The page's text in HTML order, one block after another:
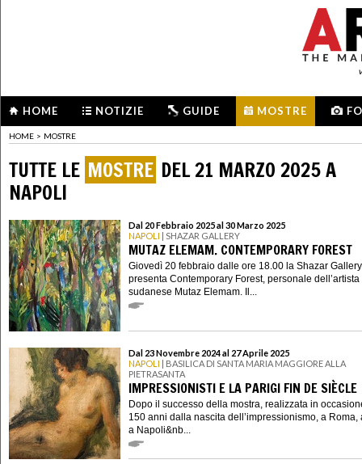
HOME NOTIZIE GUIDE MOSTRE
HOME > MOSTRE
TUTTE LE MOSTRE DEL 21 MARZO 2025 A
NAPOLI
Dal 20 Febbraio 2025 al 30 Marzo 2025
NAPOLI | SHAZAR GALLERY
MUTAZ ELEMAM. CONTEMPORARY FOREST
Giovedì 20 febbraio dalle ore 18.00 la Shazar Gallery
presenta Contemporary Forest, personale dell’artista
sudanese Mutaz Elemam. Il...
Dal 23 Novembre 2024 al 27 Aprile 2025
NAPOLI | BASILICA DI SANTA MARIA MAGGIORE ALLA
PIETRASANTA
IMPRESSIONISTI E LA PARIGI FIN DE SIÈCLE
Dopo il successo della mostra, realizzata in
150 anni dalla nascita dell’impressionismo, a Roma,
a Napoli&nb...